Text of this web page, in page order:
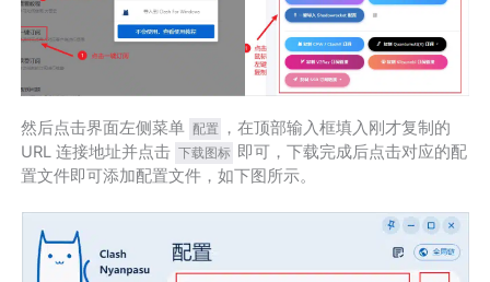
然后点击界面左侧菜单 配置 ，在顶部输入框填入刚才复制的
URL 连接地址并点击 下载图标 即可，下载完成后点击对应的配
置文件即可添加配置文件，如下图所示。